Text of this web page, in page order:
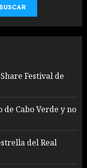
BUSCAR
Festival de
Cabo Verde y no
del Real